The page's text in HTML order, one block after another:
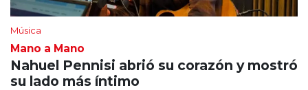
Música
Mano a Mano
Nahuel Pennisi abrió su corazón y mostró
su lado más íntimo